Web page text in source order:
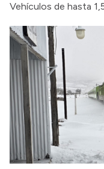
Vehículos de hasta